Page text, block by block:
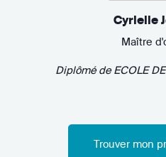
Cyrielle
Maître
Diplômé deECOLE
Trouver mon